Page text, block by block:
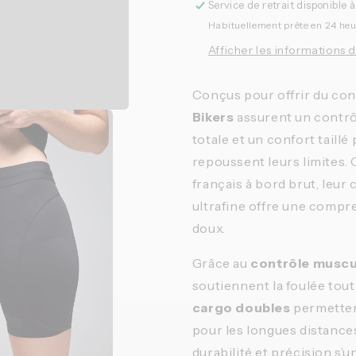
Service de retrait disponible
Habituellement prête en 24
Afficher les informations
Conçus pour offrir du
Bikers assurent un
totale et un confort taillé
repoussent leurs limites.
français à bord brut,
ultrafine offre une
doux.
Grâce au contrôle
soutiennent la foulée
cargo doubles
pour les longues
durabilité et précision